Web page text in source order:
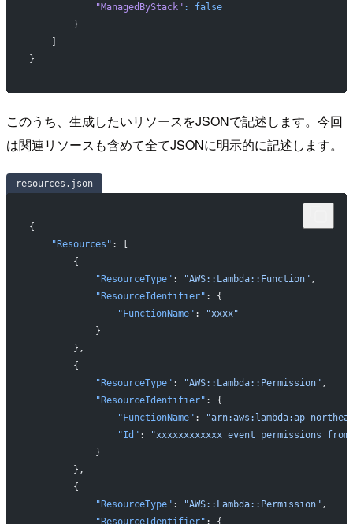
            "ManagedByStack"
:
false
        }
}
このうち、生成したいリソースをJSONで記述します。今回
は関連リソースも含めて全てJSONに明示的に記述します。
resources.json
{
    "Resources"
: [
        {
            "ResourceType"
: "AWS::Lambda::Function" ,
            "ResourceIdentifier"
: {
                "FunctionName"
:
"xxxx"
            }
        },
        {
            "ResourceType"
: "AWS::Lambda::Permission" ,
            "ResourceIdentifier"
: {
                "FunctionName"
:
"arn:aws:lambda:ap-
                "Id"
:
            }
        },
        {
            "ResourceType"
: "AWS::Lambda::Permission" ,
            "ResourceIdentifier"
: {